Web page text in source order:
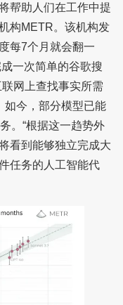
帮助人们在工作中提
构METR。该机构发
每7个月就会翻一
一次简单的谷歌搜
网上查找事实所需
如今，部分模型已能
。“根据这一趋势外
看到能够独立完成大
任务的人工智能代